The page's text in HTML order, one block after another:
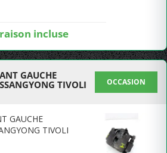
incluse
GAUCHE
TIVOLI
OCCASION
GAUCHE
TIVOLI